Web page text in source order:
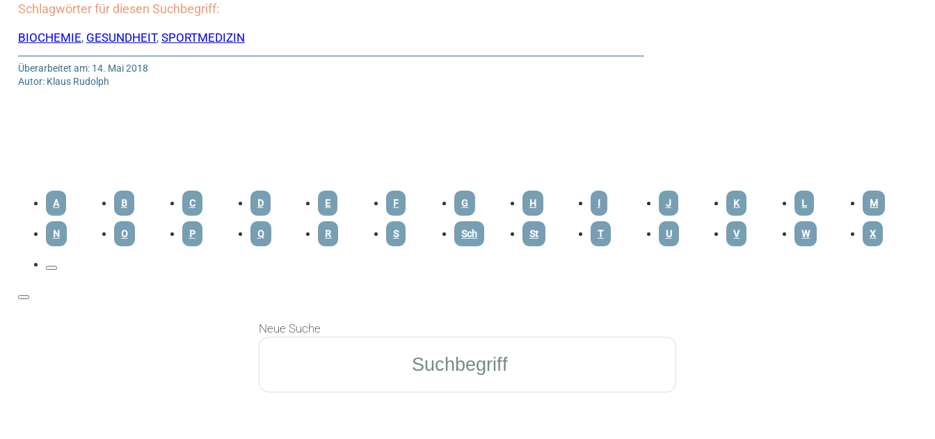
Schlagwörter für diesen Suchbegriff:
BIOCHEMIE, GESUNDHEIT, SPORTMEDIZIN
Überarbeitet am: 14. Mai 2018
Autor: Klaus Rudolph
A B C D E F G H I J K L M
N O P Q R S Sch St T U V W X
Neue Suche
Suchen